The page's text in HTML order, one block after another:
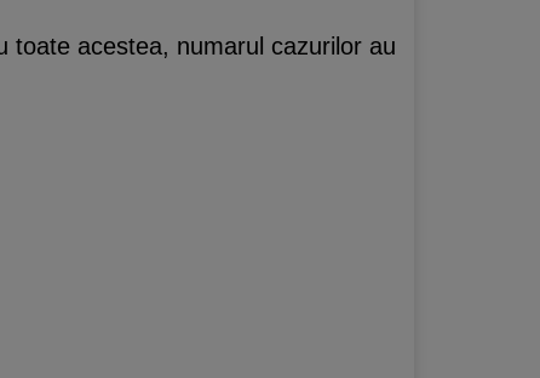
toate acestea, numarul cazurilor au